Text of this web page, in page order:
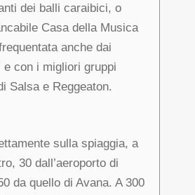
dei balli caraibici, o
Casa della Musica
anche dai
e con i migliori gruppi
Salsa e Reggeaton.
sulla spiaggia, a
30 dall’aeroporto di
da quello di Avana. A 300